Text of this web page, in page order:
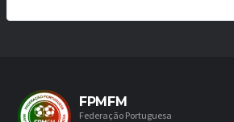
FPMFM
Federação Portuguesa